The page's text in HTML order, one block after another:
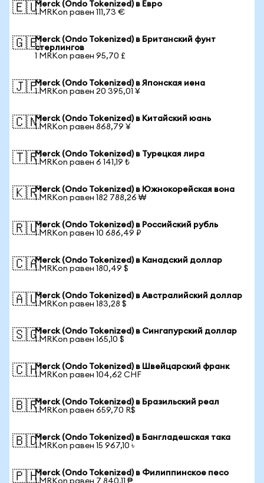
🇪🇺Merck (Ondo Tokenized) в Евро
1 MRKon равен 111,73 €
🇬🇧Merck (Ondo Tokenized) в Британский фунт
стерлингов
1 MRKon равен 95,70 £
🇯🇵Merck (Ondo Tokenized) в Японская иена
1 MRKon равен 20 395,01 ¥
🇨🇳Merck (Ondo Tokenized) в Китайский юань
1 MRKon равен 868,79 ¥
🇹🇷Merck (Ondo Tokenized) в Турецкая лира
1 MRKon равен 6 141,19 ₺
🇰🇷Merck (Ondo Tokenized) в Южнокорейская вона
1 MRKon равен 182 788,26 ₩
🇷🇺Merck (Ondo Tokenized) в Российский рубль
1 MRKon равен 10 686,49 ₽
🇨🇦Merck (Ondo Tokenized) в Канадский доллар
1 MRKon равен 180,49 $
🇦🇺Merck (Ondo Tokenized) в Австралийский доллар
1 MRKon равен 183,28 $
🇸🇬Merck (Ondo Tokenized) в Сингапурский доллар
1 MRKon равен 165,10 $
🇨🇭Merck (Ondo Tokenized) в Швейцарский франк
1 MRKon равен 104,62 CHF
🇧🇷Merck (Ondo Tokenized) в Бразильский реал
1 MRKon равен 659,70 R$
🇧🇩Merck (Ondo Tokenized) в Бангладешская така
1 MRKon равен 15 967,10 ৳
🇵🇭Merck (Ondo Tokenized) в Филиппинское песо
1 MRKon равен 7 840,11 ₱